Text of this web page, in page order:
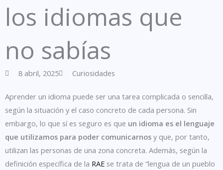
los idiomas que
no sabías
8 abril, 2025 Curiosidades
Aprender un idioma puede ser una tarea complicada o sencilla,
según la situación y el caso concreto de cada persona. Sin
embargo, lo que sí es seguro es que un idioma es el lenguaje
que utilizamos para poder comunicarnos y que, por tanto,
utilizan las personas de una zona concreta. Además, según la
definición específica de la RAE se trata de “lengua de un pueblo